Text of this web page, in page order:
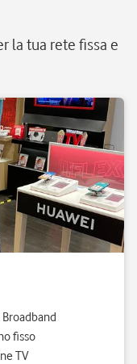
la tua rete fissa e
fisso
TV